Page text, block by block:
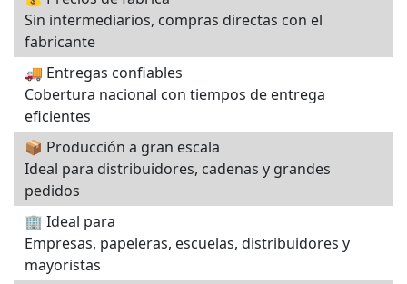
Sin intermediarios, compras directas con el
fabricante
🚚 Entregas confiables
Cobertura nacional con tiempos de entrega
eficientes
📦 Producción a gran escala
Ideal para distribuidores, cadenas y grandes
pedidos
🏢 Ideal para
Empresas, papeleras, escuelas, distribuidores y
mayoristas